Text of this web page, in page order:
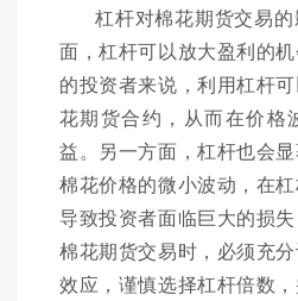
杠杆对棉花期货交易
面，杠杆可以放大盈利的
的投资者来说，利用杠杆
花期货合约，从而在价格
益。另一方面，杠杆也会显
棉花价格的微小波动，在
导致投资者面临巨大的损
棉花期货交易时，必须充
效应，谨慎选择杠杆倍数